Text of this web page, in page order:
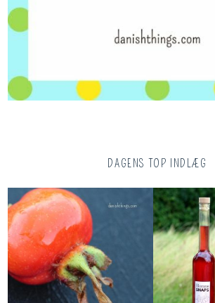
DAGENS TOP INDLÆG